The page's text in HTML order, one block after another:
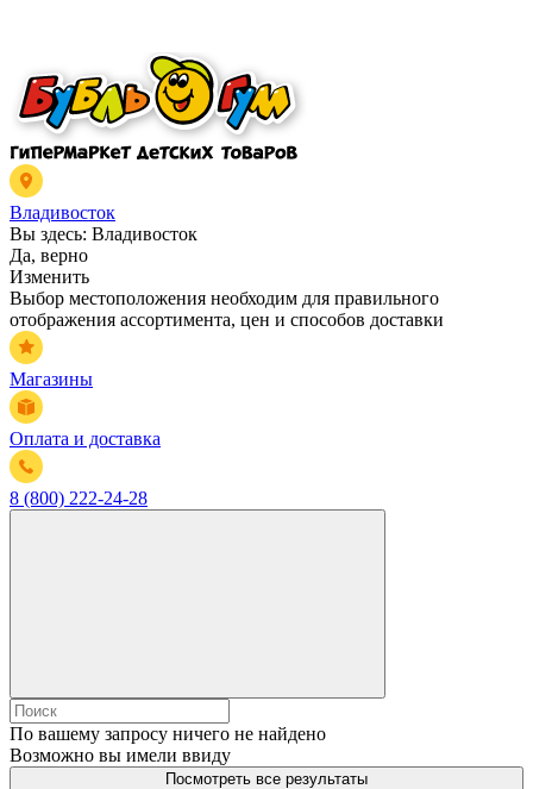
Владивосток
Вы здесь: Владивосток
Да, верно
Изменить
Выбор местоположения необходим для правильного
отображения ассортимента, цен и способов доставки
Магазины
Оплата и доставка
8 (800) 222-24-28
По вашему запросу ничего не найдено
Возможно вы имели ввиду
Посмотреть все результаты